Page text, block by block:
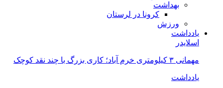
بهداشت
کرونا در لرستان
ورزش
یادداشت
اسلایدر
مهمانی ۳ کیلومتری خرم آباد؛ کاری بزرگ با چند نقد کوچک
یادداشت